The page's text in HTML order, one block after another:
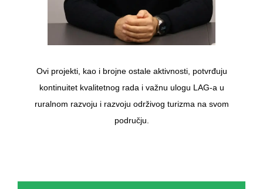
Ovi projekti, kao i brojne ostale aktivnosti, potvrđuju
kontinuitet kvalitetnog rada i važnu ulogu LAG-a u
ruralnom razvoju i razvoju održivog turizma na svom
području.